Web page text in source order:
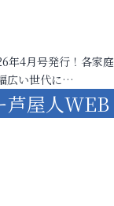
年4月号発行！各家
広い世代に…
芦屋人WEB